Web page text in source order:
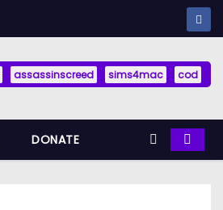
assassinscreed sims4mac cod
DONATE